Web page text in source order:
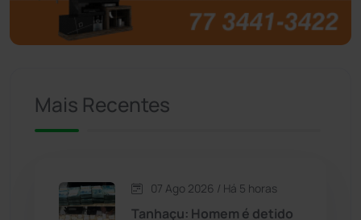
Brumado (31955)
Caetanos
Candiba
Mais Recentes
07 Ago 2026 / Há 5 horas
Tanhaçu: Homem é detido